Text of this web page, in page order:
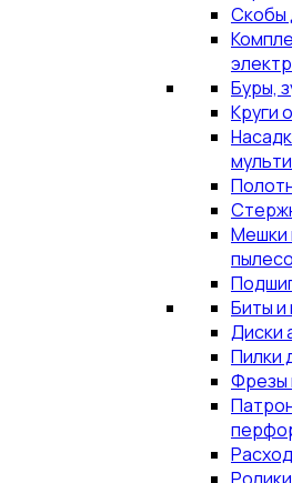
Скобы
Буры,
Круги
Мешки
Биты и
Диски
Пилки
Фрезы